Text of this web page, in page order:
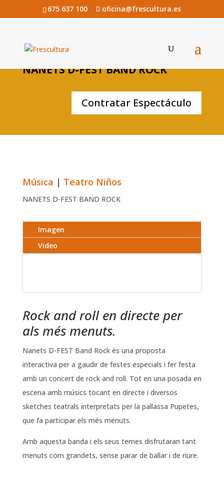
675 637 100 oficina@frescultura.es
NANETS D-FEST BAND ROCK
Contratar Espectáculo
Música | Teatro Niños
NANETS D-FEST BAND ROCK
Imagen
Video
Rock and roll en directe per
als més menuts.
Nanets D-FEST Band Rock és una proposta
interactiva per a gaudir de festes especials i fer festa
amb un concert de rock and roll. Tot en una posada en
escena amb músics tocant en directe i diversos
sketches teatrals interpretats per la pallassa Pupetes,
que fa participar els més menuts.
Amb aquesta banda i els seus temes disfrutaran tant
menuts com grandets, sense parar de ballar i de riure.